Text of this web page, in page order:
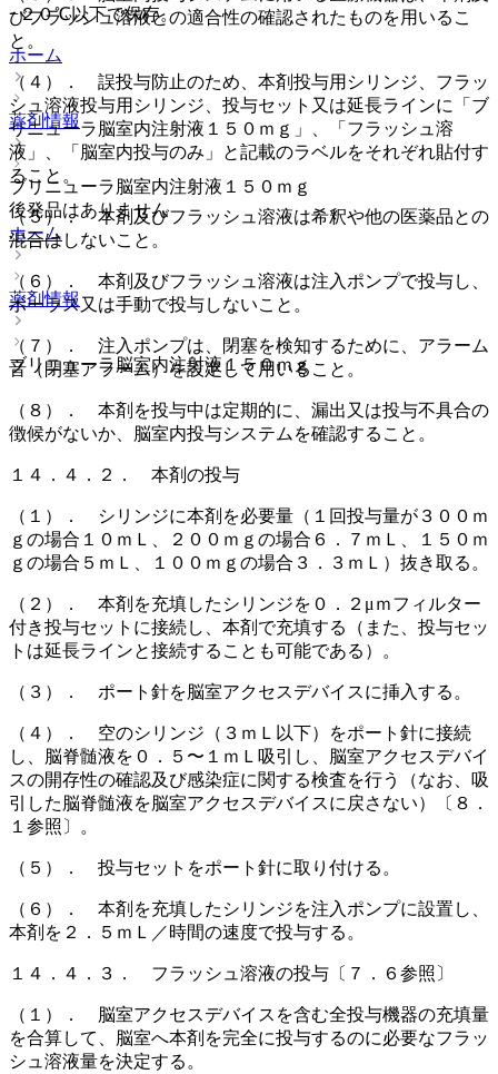
−２０℃以下で保存。
ホーム
薬剤情報
ブリニューラ脳室内注射液１５０ｍｇ
後発品はありません
ホーム
薬剤情報
ブリニューラ脳室内注射液１５０ｍｇ
びフラッシュ溶液との適合性の確認されたものを用いるこ
と。
（４）． 誤投与防止のため、本剤投与用シリンジ、フラッ
シュ溶液投与用シリンジ、投与セット又は延長ラインに「ブ
リニューラ脳室内注射液１５０ｍｇ」、「フラッシュ溶
液」、「脳室内投与のみ」と記載のラベルをそれぞれ貼付す
ること。
（５）． 本剤及びフラッシュ溶液は希釈や他の医薬品との
混合はしないこと。
（６）． 本剤及びフラッシュ溶液は注入ポンプで投与し、
ボーラス又は手動で投与しないこと。
（７）． 注入ポンプは、閉塞を検知するために、アラーム
音（閉塞アラーム）を設定して用いること。
（８）． 本剤を投与中は定期的に、漏出又は投与不具合の
徴候がないか、脳室内投与システムを確認すること。
１４．４．２． 本剤の投与
（１）． シリンジに本剤を必要量（１回投与量が３００ｍ
ｇの場合１０ｍＬ、２００ｍｇの場合６．７ｍＬ、１５０ｍ
ｇの場合５ｍＬ、１００ｍｇの場合３．３ｍＬ）抜き取る。
（２）． 本剤を充填したシリンジを０．２μｍフィルター
付き投与セットに接続し、本剤で充填する（また、投与セッ
トは延長ラインと接続することも可能である）。
（３）． ポート針を脳室アクセスデバイスに挿入する。
（４）． 空のシリンジ（３ｍＬ以下）をポート針に接続
し、脳脊髄液を０．５〜１ｍＬ吸引し、脳室アクセスデバイ
スの開存性の確認及び感染症に関する検査を行う（なお、吸
引した脳脊髄液を脳室アクセスデバイスに戻さない）〔８．
１参照〕。
（５）． 投与セットをポート針に取り付ける。
（６）． 本剤を充填したシリンジを注入ポンプに設置し、
本剤を２．５ｍＬ／時間の速度で投与する。
１４．４．３． フラッシュ溶液の投与〔７．６参照〕
（１）． 脳室アクセスデバイスを含む全投与機器の充填量
を合算して、脳室へ本剤を完全に投与するのに必要なフラッ
シュ溶液量を決定する。